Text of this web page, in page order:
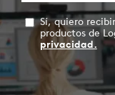
Sí, quiero
productos de
privacidad.